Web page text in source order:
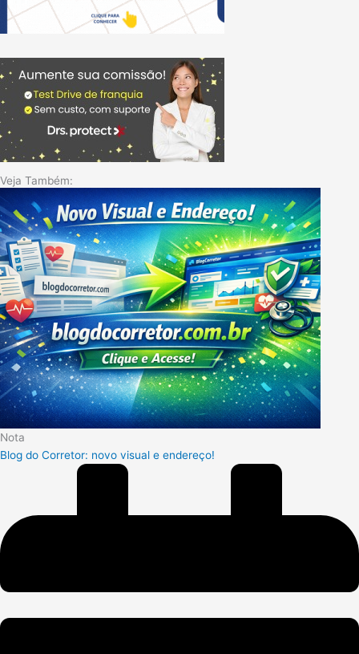
Veja Também:
Nota
Blog do Corretor: novo visual e endereço!